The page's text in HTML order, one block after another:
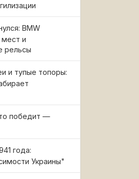
BMW
и
рельсы
и тупые топоры:
победит —
года:
Украины"